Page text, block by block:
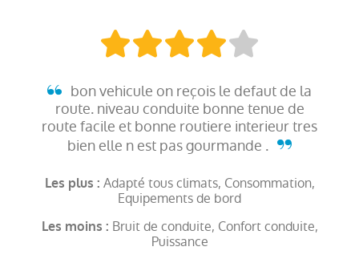
bon vehicule on reçois le defaut de la
route. niveau conduite bonne tenue de
route facile et bonne routiere interieur tres
bien elle n est pas gourmande .
Les plus : Adapté tous climats, Consommation,
Equipements de bord
Les moins : Bruit de conduite, Confort conduite,
Puissance